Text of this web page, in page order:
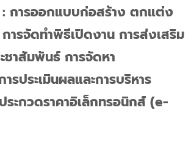
การออกแบบก่อสร้าง ตกแต่ง
ารจัดทำพิธีเปิดงาน การส่งเสริม
ชาสัมพันธ์ การจัดหา
รประเมินผลและการบริหาร
ะกวดราคาอิเล็กทรอนิกส์ (e-